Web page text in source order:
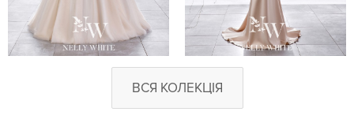
ВСЯ КОЛЕКЦІЯ